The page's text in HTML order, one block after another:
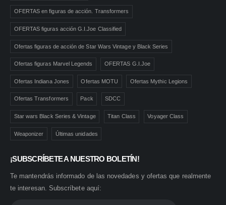
OFERTAS en figuras de acción. Transformers
OFERTAS figuras acción G.I.Joe Classified
Ofertas figuras de acción de Star Wars Vintage y Black Series
Ofertas figuras Marvel Legends OFERTAS G.I.Joe
Ofertas Indiana Jones Ofertas MOTU Ofertas Mythic Legions
Ofertas Transformers Pack SDCC
Star wars Black Series & Vintage Titan Class Voyager Class
Weaponizer Últimas unidades
¡SUBSCRÍBETE A NUESTRO BOLETÍN!
Te mantendrás informado de las novedades y ofertas que realmente
te interesan. Subscríbete aquí: